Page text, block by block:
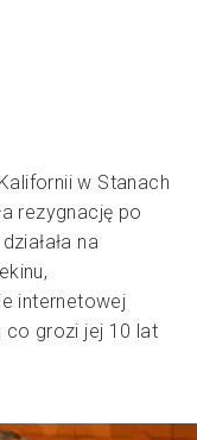
w Stanach
rezygnację po
na
internetowej
co grozi jej 10 lat